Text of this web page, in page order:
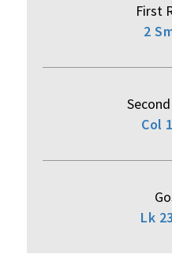
First
2
Col
Lk